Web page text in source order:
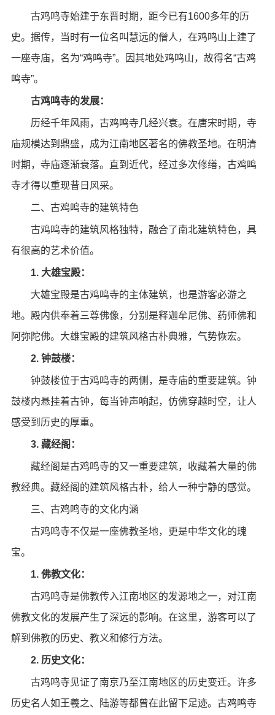
古鸡鸣寺始建于东晋时期，距今已有1600多年的历
史。据传，当时有一位名叫慧远的僧人，在鸡鸣山上建了
一座寺庙，名为“鸡鸣寺”。因其地处鸡鸣山，故得名“古鸡
鸣寺”。
古鸡鸣寺的发展：
历经千年风雨，古鸡鸣寺几经兴衰。在唐宋时期，寺
庙规模达到鼎盛，成为江南地区著名的佛教圣地。在明清
时期，寺庙逐渐衰落。直到近代，经过多次修缮，古鸡鸣
寺才得以重现昔日风采。
二、古鸡鸣寺的建筑特色
古鸡鸣寺的建筑风格独特，融合了南北建筑特色，具
有很高的艺术价值。
1. 大雄宝殿：
大雄宝殿是古鸡鸣寺的主体建筑，也是游客必游之
地。殿内供奉着三尊佛像，分别是释迦牟尼佛、药师佛和
阿弥陀佛。大雄宝殿的建筑风格古朴典雅，气势恢宏。
2. 钟鼓楼：
钟鼓楼位于古鸡鸣寺的两侧，是寺庙的重要建筑。钟
鼓楼内悬挂着古钟，每当钟声响起，仿佛穿越时空，让人
感受到历史的厚重。
3. 藏经阁：
藏经阁是古鸡鸣寺的又一重要建筑，收藏着大量的佛
教经典。藏经阁的建筑风格古朴，给人一种宁静的感觉。
三、古鸡鸣寺的文化内涵
古鸡鸣寺不仅是一座佛教圣地，更是中华文化的瑰
宝。
1. 佛教文化：
古鸡鸣寺是佛教传入江南地区的发源地之一，对江南
佛教文化的发展产生了深远的影响。在这里，游客可以了
解到佛教的历史、教义和修行方法。
2. 历史文化：
古鸡鸣寺见证了南京乃至江南地区的历史变迁。许多
历史名人如王羲之、陆游等都曾在此留下足迹。古鸡鸣寺